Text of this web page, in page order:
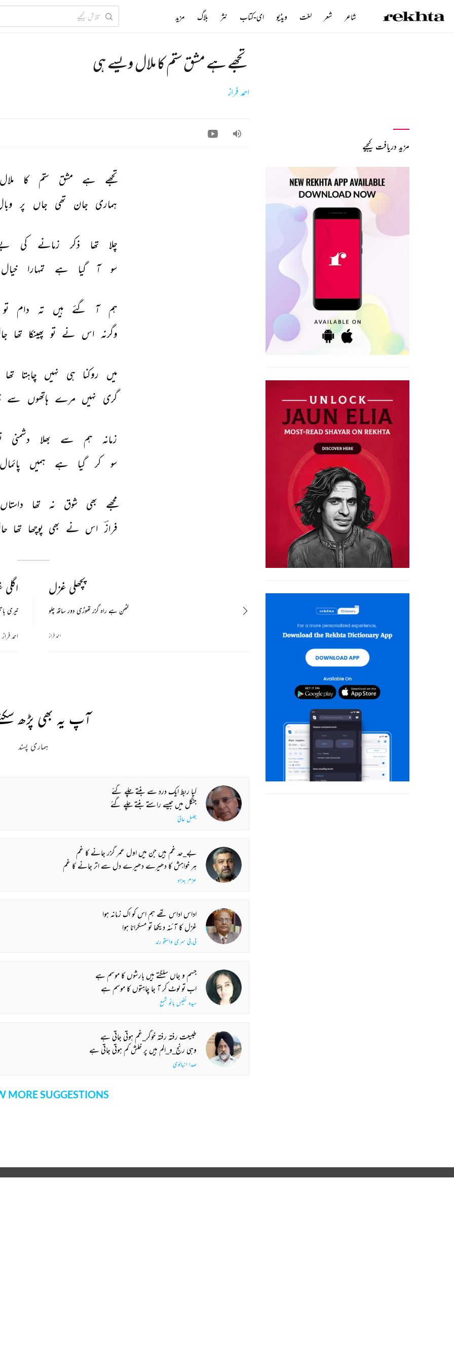
تجھے ہے مشق ستم کا ملال ویسے ہی
احمد فراز
تجھے ہے مشق ستم کا
ہماری جان تھی جاں پر
چلا تھا ذکر زمانے کی
سو
آ گیا ہے تمہارا
ہم آ گئے ہیں تہ دام
تو
وگرنہ اس نے تو پھینکا تھا
میں روکنا ہی نہیں چاہتا تھا
گری نہیں مرے ہاتھوں سے
زمانہ ہم سے بھلا دشمنی
سو
کر گیا ہے ہمیں
مجھے بھی شوق نہ تھا
فرازؔ اس نے بھی پوچھا تھا
تیری
احمد فراز
پچھلی غزل
کٹھن ہے راہ گزر تھوڑی دور ساتھ چلو
احمد فراز
آپ یہ بھی پڑھ
ہماری پسند
کیا ربط ایک درد سے بنتے چلے گئے
جنگل میں جیسے راستے بنتے چلے گئے
جلیل عالیؔ
بے_حد غم ہیں جن میں اول عمر گزر جانے کا غم
ہر خواہش کا دھیرے دھیرے دل سے اتر جانے کا غم
عزم بہزاد
اداس اداس تھے ہم اس کو اک زمانہ ہوا
غزل کا آئنہ دیکھا تو مسکرانا ہوا
پی.پی سری واستو رند
جسم و جاں سلگتے ہیں بارشوں کا موسم ہے
اب تو لوٹ کر آ جا چاہتوں کا موسم ہے
سیدہ نفیس بانو شمع
طبیعت رفتہ رفتہ خوگر_غم ہوتی جاتی ہے
وہی رنج_و_الم ہیں پر خلش کم ہوتی جاتی ہے
صدا انبالوی
MORE SUGGESTIONS
SHARE YOUR VIEWS
مزید دریافت کیجیے
شاعر شعر لغت ویڈیو ای-کتاب نثر بلاگ مزید